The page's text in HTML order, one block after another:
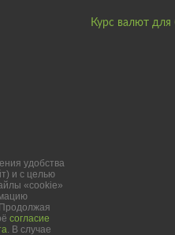
удобства
и с целью
«cookie»
согласие
. В случае
Курс валют для